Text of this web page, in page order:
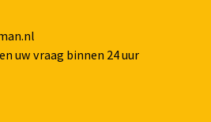
uw vraag binnen 24 uur